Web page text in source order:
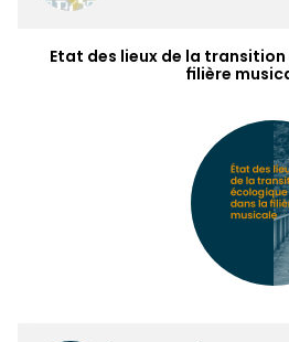
Etat des lieux de la
filière